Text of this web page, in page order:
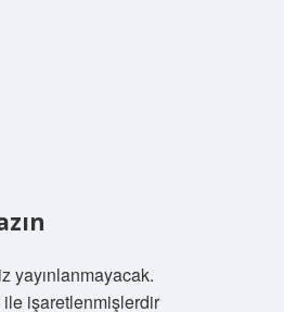
yayınlanmayacak.
ile işaretlenmişlerdir